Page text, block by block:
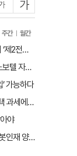
주간 월간
생산액 45조 회복에 삼성·오뚜기·두산까지…구미 ‘제2전성기’ 시작됐다
동성로에 글로벌 호텔 ‘그랜드 머큐어’ 오나…옛 노보텔 자리 사무실 개설
가능하다
[부동산 세제개편안 뜯어보니] 수도권 초고가 주택 과세에만 초점…침체된 지방 부동산 대책은 없다
야
[여기는 AI로봇 수도 대구입니다⑤] 전국 최대 로봇인재 양성소…“대구산업 맞춤형 교육과정 만들자”